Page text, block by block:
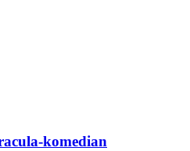
komedian